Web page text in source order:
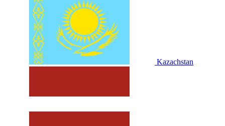
Kazachstan